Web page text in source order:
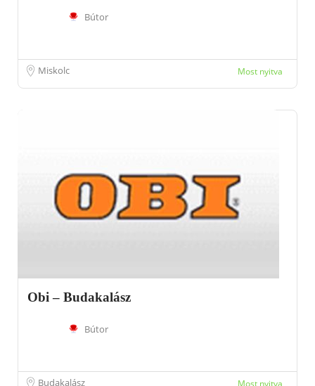
Bútor
Miskolc Most nyitva
Obi – Budakalász
Bútor
Budakalász Most nyitva